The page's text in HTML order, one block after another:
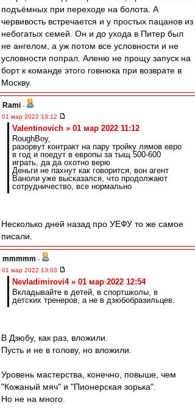
подъёмных при переходе на болота. А
червивость встречается и у простых пацанов из
небогатых семей. Он и до ухода в Питер был
не ангелом, а уж потом все условности и не
условности попрал. Аленю не прощу запуск на
борт к команде этого говнюка при возврате в
Москву.
Rami -
01 мар 2022 13:12
Valentinovich » 01 мар 2022 11:12
RoughBoy,
разорвут контракт на пару тройку лямов евро
в год и поедут в европы за тыщ 500-600
играть, да да охотно верю
Деньги не пахнут как говорится, вон агент
Ваноли уже высказался, что продолжают
сотрудничество, все нормально
Несколько дней назад про УЕФУ то же самое
писали.
mmmmm -
01 мар 2022 13:03
Nevladimirovi4 » 01 мар 2022 12:54
Вкладывайте в детей, в спортшколы, в
детских тренеров, а не в дзюбобразильцев.
В Дзюбу, как раз, вложили.
Пусть и не в голову, но вложили.
Уровень мастерства, конечно, повыше, чем
"Кожаный мяч" и "Пионерская зорька".
Но не на много.